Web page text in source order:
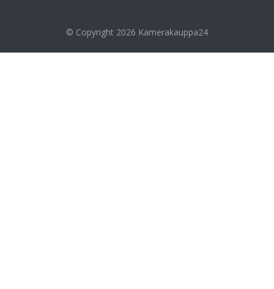
© Copyright 2026 Kamerakauppa24